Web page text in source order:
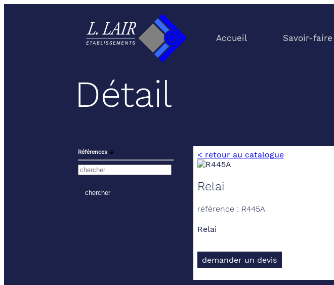
Accueil Savoir-
Détail
Références ⬙ < retour au catalogue
Relai
référence : R445A
Relai
demander un devis